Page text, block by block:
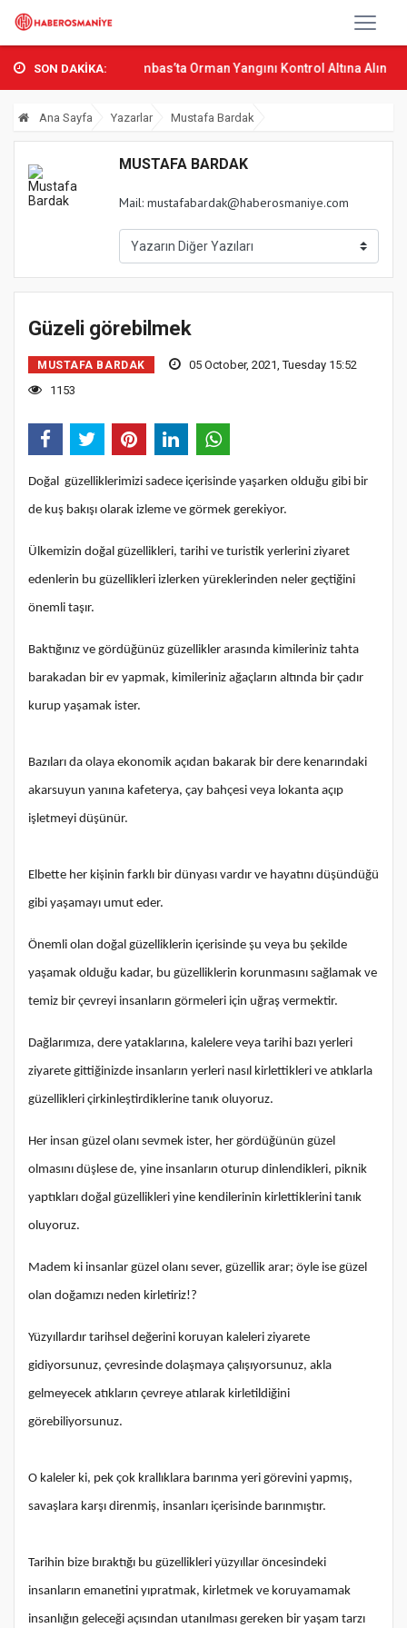
SON DAKİKA:
Bak Osmani... Sumbas’ta Orman Yangını Kontrol Altına Alındı
Ana Sayfa Yazarlar Mustafa Bardak
MUSTAFA BARDAK
Mail: mustafabardak@haberosmaniye.com
Güzeli görebilmek
MUSTAFA BARDAK
05 October, 2021, Tuesday 15:52
1153
Doğal güzelliklerimizi sadece içerisinde yaşarken olduğu gibi bir
de kuş bakışı olarak izleme ve görmek gerekiyor.
Ülkemizin doğal güzellikleri, tarihi ve turistik yerlerini ziyaret
edenlerin bu güzellikleri izlerken yüreklerinden neler geçtiğini
önemli taşır.
Baktığınız ve gördüğünüz güzellikler arasında kimileriniz tahta
barakadan bir ev yapmak, kimileriniz ağaçların altında bir çadır
kurup yaşamak ister.
Bazıları da olaya ekonomik açıdan bakarak bir dere kenarındaki
akarsuyun yanına kafeterya, çay bahçesi veya lokanta açıp
işletmeyi düşünür.
Elbette her kişinin farklı bir dünyası vardır ve hayatını düşündüğü
gibi yaşamayı umut eder.
Önemli olan doğal güzelliklerin içerisinde şu veya bu şekilde
yaşamak olduğu kadar, bu güzelliklerin korunmasını sağlamak ve
temiz bir çevreyi insanların görmeleri için uğraş vermektir.
Dağlarımıza, dere yataklarına, kalelere veya tarihi bazı yerleri
ziyarete gittiğinizde insanların yerleri nasıl kirlettikleri ve atıklarla
güzellikleri çirkinleştirdiklerine tanık oluyoruz.
Her insan güzel olanı sevmek ister, her gördüğünün güzel
olmasını düşlese de, yine insanların oturup dinlendikleri, piknik
yaptıkları doğal güzellikleri yine kendilerinin kirlettiklerini tanık
oluyoruz.
Madem ki insanlar güzel olanı sever, güzellik arar; öyle ise güzel
olan doğamızı neden kirletiriz!?
Yüzyıllardır tarihsel değerini koruyan kaleleri ziyarete
gidiyorsunuz, çevresinde dolaşmaya çalışıyorsunuz, akla
gelmeyecek atıkların çevreye atılarak kirletildiğini
görebiliyorsunuz.
O kaleler ki, pek çok krallıklara barınma yeri görevini yapmış,
savaşlara karşı direnmiş, insanları içerisinde barınmıştır.
Tarihin bize bıraktığı bu güzellikleri yüzyıllar öncesindeki
insanların emanetini yıpratmak, kirletmek ve koruyamamak
insanlığın geleceği açısından utanılması gereken bir yaşam tarzı